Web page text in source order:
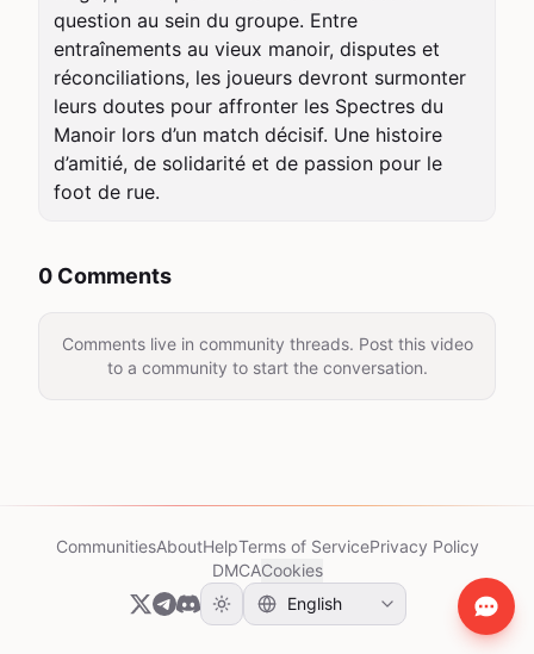
question au sein du groupe. Entre
entraînements au vieux manoir, disputes et
réconciliations, les joueurs devront surmonter
leurs doutes pour affronter les Spectres du
Manoir lors d’un match décisif. Une histoire
d’amitié, de solidarité et de passion pour le
foot de rue.
0 Comments
Comments live in community threads. Post this video
to a community to start the conversation.
CommunitiesAboutHelpTerms of ServicePrivacy Policy
DMCACookies